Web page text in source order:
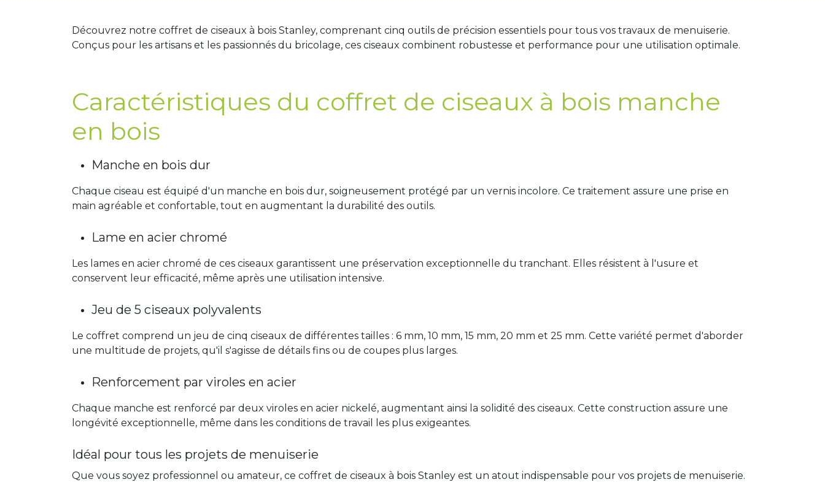
Découvrez notre coffret de ciseaux à bois Stanley, comprenant cinq outils de précision essentiels pour tous vos travaux de menuiserie.
Conçus pour les artisans et les passionnés du bricolage, ces ciseaux combinent robustesse et performance pour une utilisation optimale.
Caractéristiques du coffret de ciseaux à bois manche
en bois
Manche en bois dur
Chaque ciseau est équipé d'un manche en bois dur, soigneusement protégé par un vernis incolore. Ce traitement assure une prise en
main agréable et confortable, tout en augmentant la durabilité des outils.
Lame en acier chromé
Les lames en acier chromé de ces ciseaux garantissent une préservation exceptionnelle du tranchant. Elles résistent à l'usure et
conservent leur efficacité, même après une utilisation intensive.
Jeu de 5 ciseaux polyvalents
Le coffret comprend un jeu de cinq ciseaux de différentes tailles : 6 mm, 10 mm, 15 mm, 20 mm et 25 mm. Cette variété permet d'aborder
une multitude de projets, qu'il s'agisse de détails fins ou de coupes plus larges.
Renforcement par viroles en acier
Chaque manche est renforcé par deux viroles en acier nickelé, augmentant ainsi la solidité des ciseaux. Cette construction assure une
longévité exceptionnelle, même dans les conditions de travail les plus exigeantes.
Idéal pour tous les projets de menuiserie
Que vous soyez professionnel ou amateur, ce coffret de ciseaux à bois Stanley est un atout indispensable pour vos projets de menuiserie.